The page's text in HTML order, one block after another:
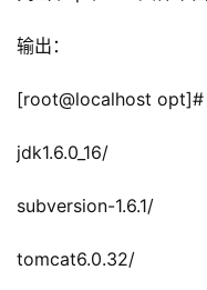
输出 ：
[root@localhost opt]#
jdk1.6.0_16/
subversion-1.6.1/
tomcat6.0.32/